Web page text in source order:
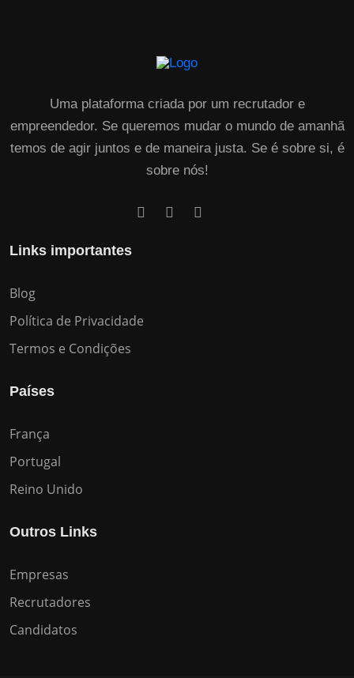
Uma plataforma criada por um recrutador e
empreendedor. Se queremos mudar o mundo de amanhã
temos de agir juntos e de maneira justa. Se é sobre si, é
sobre nós!
Links importantes
Blog
Política de Privacidade
Termos e Condições
Países
França
Portugal
Reino Unido
Outros Links
Empresas
Recrutadores
Candidatos